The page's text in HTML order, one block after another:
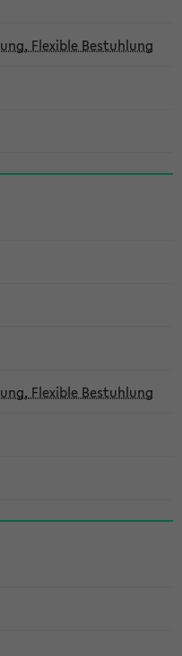
Flexible Bestuhlung
Flexible Bestuhlung